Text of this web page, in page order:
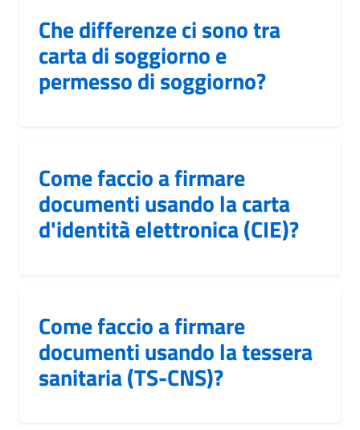
Che differenze ci sono tra
carta di soggiorno e
permesso di soggiorno?
Come faccio a firmare
documenti usando la carta
d'identità elettronica (CIE)?
Come faccio a firmare
documenti usando la tessera
sanitaria (TS-CNS)?